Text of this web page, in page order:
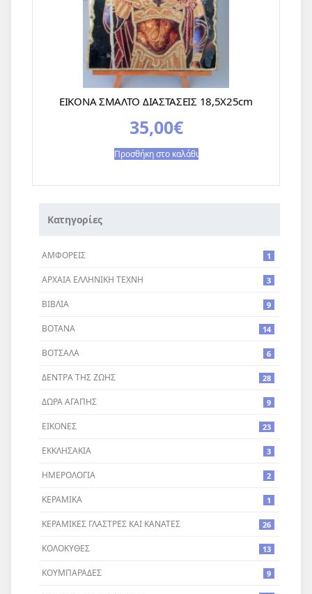
ΕΙΚΟΝΑ ΣΜΑΛΤΟ ΔΙΑΣΤΑΣΕΙΣ 18,5Χ25cm
35,00€
Προσθήκη στο καλάθι
Κατηγορίες
ΑΜΦΟΡΕΙΣ 1
ΑΡΧΑΙΑ ΕΛΛΗΝΙΚΗ ΤΕΧΝΗ 3
ΒΙΒΛΙΑ 9
ΒΟΤΑΝΑ 14
ΒΟΤΣΑΛΑ 6
ΔΕΝΤΡA ΤΗΣ ΖΩΗΣ 28
ΔΩΡΑ ΑΓΑΠΗΣ 9
ΕΙΚΟΝΕΣ 23
ΕΚΚΛΗΣΑΚΙΑ 3
ΗΜΕΡΟΛΟΓΙΑ 2
ΚΕΡΑΜΙΚΑ 1
ΚΕΡΑΜΙΚΕΣ ΓΛΑΣΤΡΕΣ ΚΑΙ ΚΑΝΑΤΕΣ 26
ΚΟΛΟΚΥΘΕΣ 13
ΚΟΥΜΠΑΡΑΔΕΣ 9